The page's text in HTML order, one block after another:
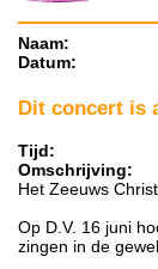
Naam:
Datum:
Dit concert is
Tijd:
Omschrijving:
Het Zeeuws
Op D.V. 16 juni
zingen in de